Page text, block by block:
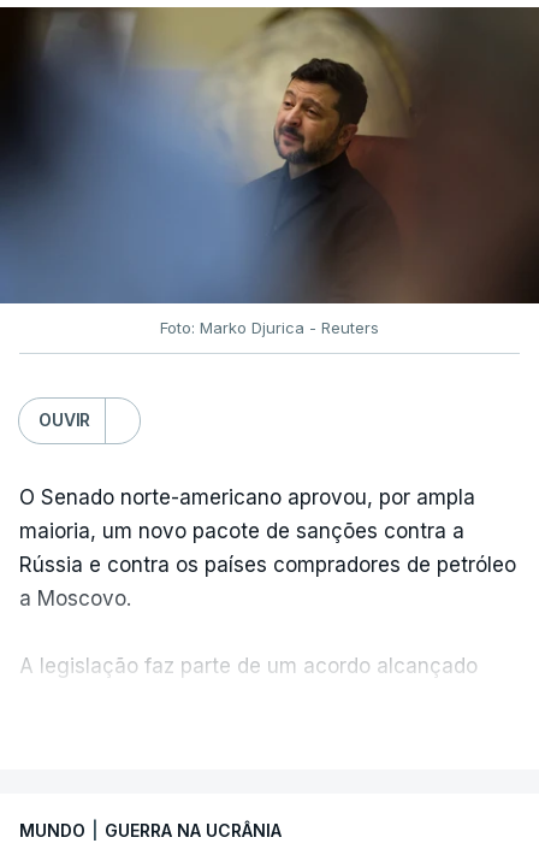
Foto: Marko Djurica - Reuters
OUVIR
O Senado norte-americano aprovou, por ampla
maioria, um novo pacote de sanções contra a
Rússia e contra os países compradores de petróleo
a Moscovo.
A legislação faz parte de um acordo alcançado
Vladimir Putin e aos principais comandantes
MUNDO GUERRA NA UCRÂNIA